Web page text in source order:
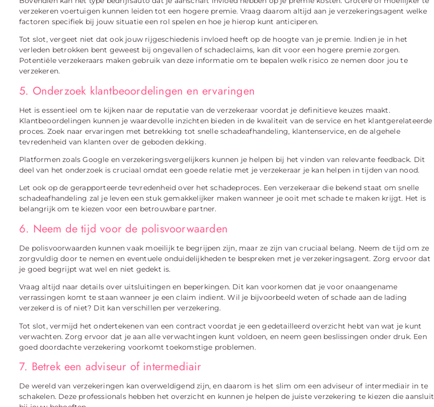
verzekeren voertuigen kunnen leiden tot een hogere premie. Vraag daarom altijd aan je verzekeringsagent welke
factoren specifiek bij jouw situatie een rol spelen en hoe je hierop kunt anticiperen.
Tot slot, vergeet niet dat ook jouw rijgeschiedenis invloed heeft op de hoogte van je premie. Indien je in het
verleden betrokken bent geweest bij ongevallen of schadeclaims, kan dit voor een hogere premie zorgen.
Potentiële verzekeraars maken gebruik van deze informatie om te bepalen welk risico ze nemen door jou te
verzekeren.
5. Onderzoek klantbeoordelingen en ervaringen
Het is essentieel om te kijken naar de reputatie van de verzekeraar voordat je definitieve keuzes maakt.
Klantbeoordelingen kunnen je waardevolle inzichten bieden in de kwaliteit van de service en het klantgerelateerde
proces. Zoek naar ervaringen met betrekking tot snelle schadeafhandeling, klantenservice, en de algehele
tevredenheid van klanten over de geboden dekking.
Platformen zoals Google en verzekeringsvergelijkers kunnen je helpen bij het vinden van relevante feedback. Dit
deel van het onderzoek is cruciaal omdat een goede relatie met je verzekeraar je kan helpen in tijden van nood.
Let ook op de gerapporteerde tevredenheid over het schadeproces. Een verzekeraar die bekend staat om snelle
schadeafhandeling zal je leven een stuk gemakkelijker maken wanneer je ooit met schade te maken krijgt. Het is
belangrijk om te kiezen voor een betrouwbare partner.
6. Neem de tijd voor de polisvoorwaarden
De polisvoorwaarden kunnen vaak moeilijk te begrijpen zijn, maar ze zijn van cruciaal belang. Neem de tijd om ze
zorgvuldig door te nemen en eventuele onduidelijkheden te bespreken met je verzekeringsagent. Zorg ervoor dat
je goed begrijpt wat wel en niet gedekt is.
Vraag altijd naar details over uitsluitingen en beperkingen. Dit kan voorkomen dat je voor onaangename
verrassingen komt te staan wanneer je een claim indient. Wil je bijvoorbeeld weten of schade aan de lading
verzekerd is of niet? Dit kan verschillen per verzekering.
Tot slot, vermijd het ondertekenen van een contract voordat je een gedetailleerd overzicht hebt van wat je kunt
verwachten. Zorg ervoor dat je aan alle verwachtingen kunt voldoen, en neem geen beslissingen onder druk. Een
goed doordachte verzekering voorkomt toekomstige problemen.
7. Betrek een adviseur of intermediair
De wereld van verzekeringen kan overweldigend zijn, en daarom is het slim om een adviseur of intermediair in te
schakelen. Deze professionals hebben het overzicht en kunnen je helpen de juiste verzekering te kiezen die aansluit